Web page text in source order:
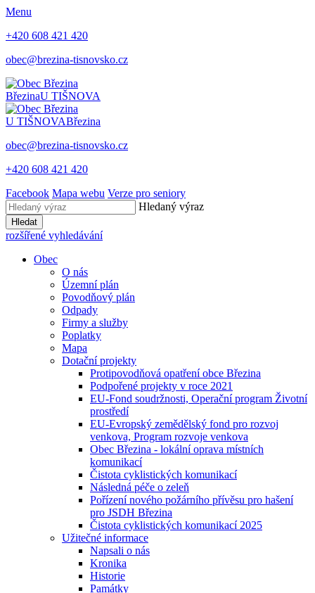
Menu
+420 608 421 420
obec@brezina-tisnovsko.cz
BřezinaU TIŠNOVA
U TIŠNOVABřezina
obec@brezina-tisnovsko.cz
+420 608 421 420
Facebook Mapa webu Verze pro seniory
Hledaný výraz
Hledat
rozšířené vyhledávání
Obec
O nás
Územní plán
Povodňový plán
Odpady
Firmy a služby
Poplatky
Mapa
Dotační projekty
Protipovodňová opatření obce Březina
Podpořené projekty v roce 2021
EU-Fond soudržnosti, Operační program Životní
prostředí
EU-Evropský zemědělský fond pro rozvoj
venkova, Program rozvoje venkova
Obec Březina - lokální oprava místních
komunikací
Čistota cyklistických komunikací
Následná péče o zeleň
Pořízení nového požárního přívěsu pro hašení
pro JSDH Březina
Čistota cyklistických komunikací 2025
Užitečné informace
Napsali o nás
Kronika
Historie
Památky